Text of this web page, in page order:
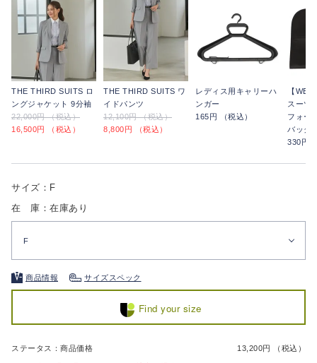
THE THIRD SUITS ロ
ングジャケット 9分袖
22,000円 （税込）
16,500円 （税込）
THE THIRD SUITS ワ
イドパンツ
12,100円 （税込）
8,800円 （税込）
レディス用キャリーハ
ンガー
165円 （税込）
【
スーツ
フォー
バッグ
330円
サイズ：F
在 庫：在庫あり
F
商品情報 サイズスペック
Find your size
ステータス：商品価格 13,200円 （税込）